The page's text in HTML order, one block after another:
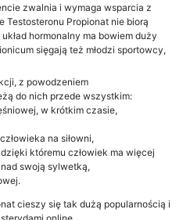
zwalnia i wymaga wsparcia z
Testosteronu Propionat nie biorą
hormonalny ma bowiem duży
sięgają też młodzi sportowcy,
z powodzeniem
do nich przede wszystkim:
w krótkim czasie,
na siłowni,
któremu człowiek ma więcej
swoją sylwetką,
cieszy się tak dużą popularnością i